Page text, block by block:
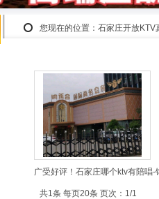
您现在的位置： 石家庄开放KTV
广受好评！石家庄哪个ktv有陪唱
共1条 每页20条 页次：1/1